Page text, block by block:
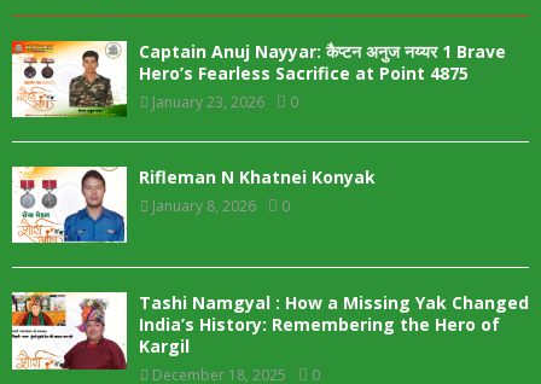
Captain Anuj Nayyar: कैप्टन अनुज नय्यर 1 Brave
Hero’s Fearless Sacrifice at Point 4875
January 23, 2026 0
Rifleman N Khatnei Konyak
January 8, 2026 0
Tashi Namgyal : How a Missing Yak Changed
India’s History: Remembering the Hero of
Kargil
December 18, 2025 0